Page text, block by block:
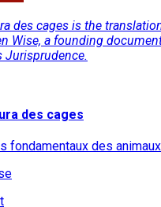
des cages is the
Wise, a founding
Jurisprudence.
des cages
fondamentaux des animaux